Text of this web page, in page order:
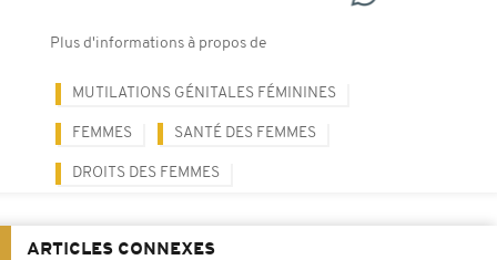
Plus d'informations à propos de
MUTILATIONS GÉNITALES FÉMININES
FEMMES SANTÉ DES FEMMES
DROITS DES FEMMES
ARTICLES CONNEXES